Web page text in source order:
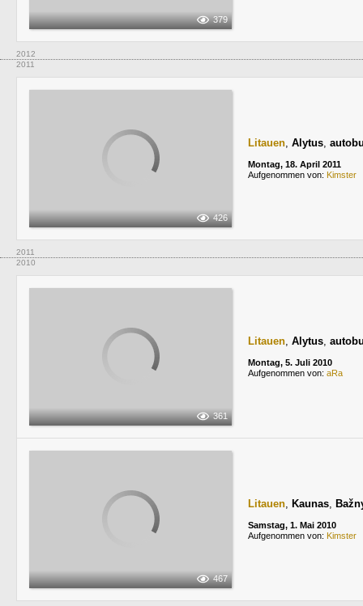
379
2012
2011
426
Litauen, Alytus,
Montag, 18. April 2011
Aufgenommen von: Kimster
2011
2010
361
Litauen, Alytus,
Montag, 5. Juli 2010
Aufgenommen von: aRa
467
Litauen, Kaunas,
Samstag, 1. Mai 2010
Aufgenommen von: Kimster